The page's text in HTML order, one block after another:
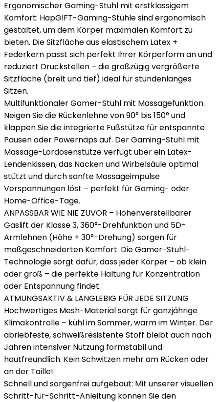
Ergonomischer Gaming-Stuhl mit erstklassigem
Komfort: HapGIFT-Gaming-Stühle sind ergonomisch
gestaltet, um dem Körper maximalen Komfort zu
bieten. Die Sitzfläche aus elastischem Latex +
Federkern passt sich perfekt Ihrer Körperform an und
reduziert Druckstellen – die großzügig vergrößerte
Sitzfläche (breit und tief) ideal für stundenlanges
Sitzen.
Multifunktionaler Gamer-Stuhl mit Massagefunktion:
Neigen Sie die Rückenlehne von 90° bis 150° und
klappen Sie die integrierte Fußstütze für entspannte
Pausen oder Powernaps auf. Der Gaming-Stuhl mit
Massage-Lordosenstütze verfügt über ein Latex-
Lendenkissen, das Nacken und Wirbelsäule optimal
stützt und durch sanfte Massageimpulse
Verspannungen löst – perfekt für Gaming- oder
Home-Office-Tage.
ANPASSBAR WIE NIE ZUVOR – Höhenverstellbarer
Gaslift der Klasse 3, 360°-Drehfunktion und 5D-
Armlehnen (Höhe + 30°-Drehung) sorgen für
maßgeschneiderten Komfort. Die Gamer-Stuhl-
Technologie sorgt dafür, dass jeder Körper – ob klein
oder groß – die perfekte Haltung für Konzentration
oder Entspannung findet.
ATMUNGSAKTIV & LANGLEBIG FÜR JEDE SITZUNG
Hochwertiges Mesh-Material sorgt für ganzjährige
Klimakontrolle – kühl im Sommer, warm im Winter. Der
abriebfeste, schweißresistente Stoff bleibt auch nach
Jahren intensiver Nutzung formstabil und
hautfreundlich. Kein Schwitzen mehr am Rücken oder
an der Taille!
Schnell und sorgenfrei aufgebaut: Mit unserer visuellen
Schritt-für-Schritt-Anleitung können Sie den